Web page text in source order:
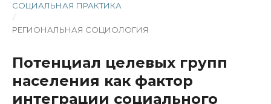
СОЦИАЛЬНАЯ ПРАКТИКА
/
РЕГИОНАЛЬНАЯ СОЦИОЛОГИЯ
Потенциал целевых групп
населения как фактор
интеграции социального